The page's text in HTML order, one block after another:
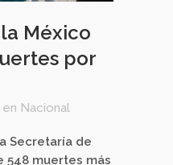
México
por
en Nacional
Secretaría de
548 muertes más